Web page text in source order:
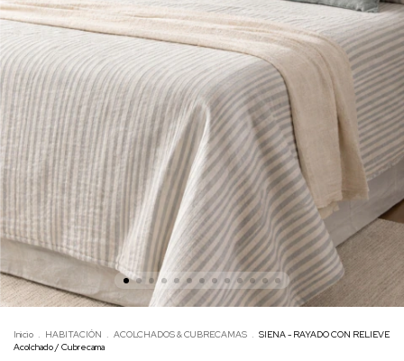
Inicio . HABITACIÓN . ACOLCHADOS & CUBRECAMAS . SIENA - RAYADO CON RELIEVE
Acolchado / Cubrecama